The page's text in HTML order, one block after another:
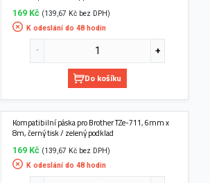
169 Kč (139,67 Kč bez DPH)
K odeslání do 48 hodin
Do košíku
Kompatibilní páska pro Brother TZe-711, 6mm x
8m, černý tisk / zelený podklad
169 Kč (139,67 Kč bez DPH)
K odeslání do 48 hodin